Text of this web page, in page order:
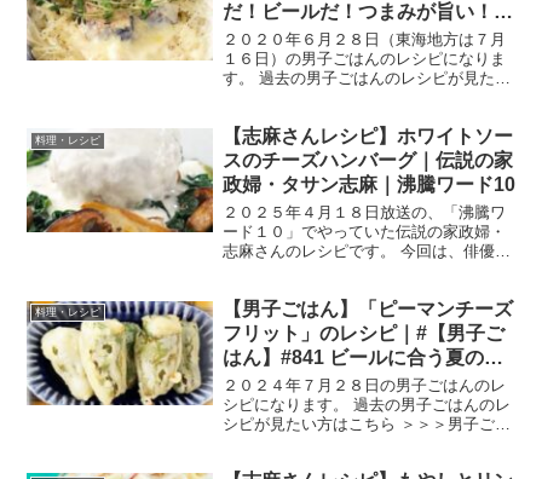
だ！ビールだ！つまみが旨い！お
つまみ３種
２０２０年６月２８日（東海地方は７月
１６日）の男子ごはんのレシピになりま
す。 過去の男子ごはんのレシピが見たい
（出典：） 材料 サバ缶（水煮） １缶
（２００g）じ...
料理・レシピ
【志麻さんレシピ】ホワイトソー
スのチーズハンバーグ｜伝説の家
政婦・タサン志麻｜沸騰ワード10
２０２５年４月１８日放送の、「沸騰ワ
ード１０」でやっていた伝説の家政婦・
志麻さんのレシピです。 今回は、俳優の
タイルの目地を埋めた回です。 では、早
速作り方です。 ホ...
料理・レシピ
【男子ごはん】「ピーマンチーズ
フリット」のレシピ｜#【男子ご
はん】#841 ビールに合う夏のお
つまみ
２０２４年７月２８日の男子ごはんのレ
シピになります。 過去の男子ごはんのレ
シピが見たい方はこちら ＞＞＞男子ごは